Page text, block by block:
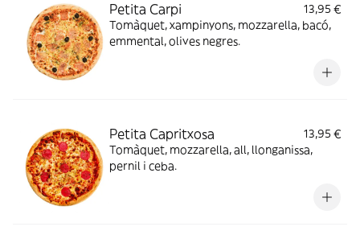
Petita Carpi
13,95 €
Tomàquet, xampinyons, mozzarella, bacó,
emmental, olives negres.
Petita Capritxosa
13,95 €
Tomàquet, mozzarella, all, llonganissa,
pernil i ceba.